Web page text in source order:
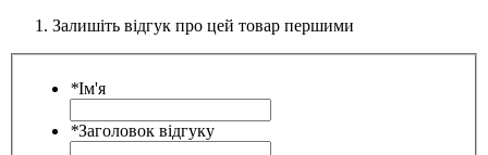
Залишіть відгук про цей товар першими
*Ім'я
*Заголовок відгуку